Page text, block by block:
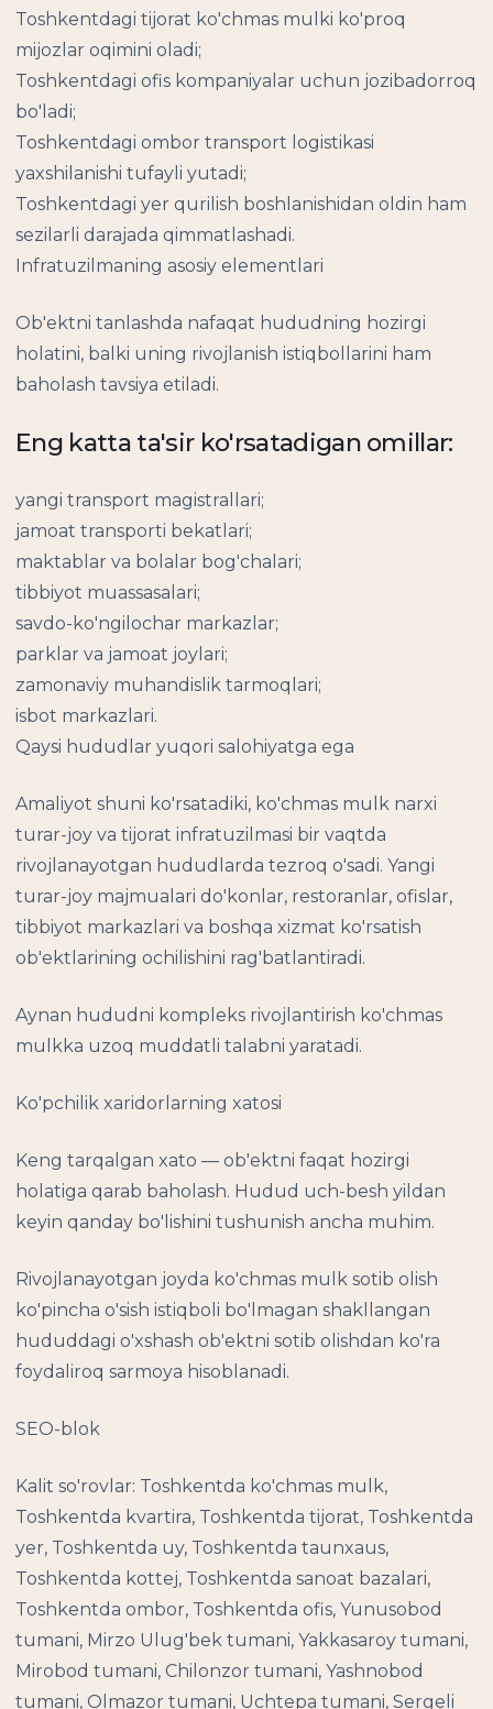
Toshkentdagi tijorat ko'chmas mulki ko'proq
mijozlar oqimini oladi;
Toshkentdagi ofis kompaniyalar uchun jozibadorroq
bo'ladi;
Toshkentdagi ombor transport logistikasi
yaxshilanishi tufayli yutadi;
Toshkentdagi yer qurilish boshlanishidan oldin ham
sezilarli darajada qimmatlashadi.
Infratuzilmaning asosiy elementlari
Ob'ektni tanlashda nafaqat hududning hozirgi
holatini, balki uning rivojlanish istiqbollarini ham
baholash tavsiya etiladi.
Eng katta ta'sir ko'rsatadigan omillar:
yangi transport magistrallari;
jamoat transporti bekatlari;
maktablar va bolalar bog'chalari;
tibbiyot muassasalari;
savdo-ko'ngilochar markazlar;
parklar va jamoat joylari;
zamonaviy muhandislik tarmoqlari;
isbot markazlari.
Qaysi hududlar yuqori salohiyatga ega
Amaliyot shuni ko'rsatadiki, ko'chmas mulk narxi
turar-joy va tijorat infratuzilmasi bir vaqtda
rivojlanayotgan hududlarda tezroq o'sadi. Yangi
turar-joy majmualari do'konlar, restoranlar, ofislar,
tibbiyot markazlari va boshqa xizmat ko'rsatish
ob'ektlarining ochilishini rag'batlantiradi.
Aynan hududni kompleks rivojlantirish ko'chmas
mulkka uzoq muddatli talabni yaratadi.
Ko'pchilik xaridorlarning xatosi
Keng tarqalgan xato — ob'ektni faqat hozirgi
holatiga qarab baholash. Hudud uch-besh yildan
keyin qanday bo'lishini tushunish ancha muhim.
Rivojlanayotgan joyda ko'chmas mulk sotib olish
ko'pincha o'sish istiqboli bo'lmagan shakllangan
hududdagi o'xshash ob'ektni sotib olishdan ko'ra
foydaliroq sarmoya hisoblanadi.
SEO-blok
Kalit so'rovlar: Toshkentda ko'chmas mulk,
Toshkentda kvartira, Toshkentda tijorat, Toshkentda
yer, Toshkentda uy, Toshkentda taunxaus,
Toshkentda kottej, Toshkentda sanoat bazalari,
Toshkentda ombor, Toshkentda ofis, Yunusobod
tumani, Mirzo Ulug'bek tumani, Yakkasaroy tumani,
Mirobod tumani, Chilonzor tumani, Yashnobod
tumani, Olmazor tumani, Uchtepa tumani, Sergeli